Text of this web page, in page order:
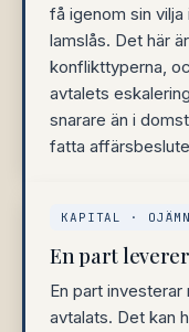
få igenom sin vilja
lamslås. Det här
konflikttyperna,
avtalets
snarare än i
fatta
KAPITAL ·
En part
En part investerar
avtalats. Det kan